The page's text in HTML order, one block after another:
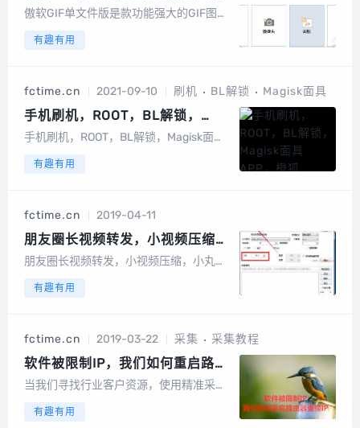
GIF图像制作软件-测评介绍
傲软GIF单文件版是款功能强大的GIF图像
F，截取视频和编辑视频，做出用户想要
减，去重复，模糊，添加水印等傲软...
有趣有用
fctime.cn 2021-09-10 刷机 BL解锁 Magisk面具
手机刷机，ROOT，BL解锁，
Magisk面具APP，橙狐
些都是什么？
手机刷机，ROOT，BL解锁，Magisk面具
这些都是什么？今天小白也来普及下手机
懵逼！我想每个人都...
有趣有用
fctime.cn 2019-04-11
朋友圈长视频转发，小视频压缩，
小丸工具箱视频压缩教程
朋友圈长视频转发，小视频压缩，小丸工
秒的长视频？我们的微信朋友圈只能发送1
达到几分钟。但是无论怎么样操作，长视
频压...
有趣有用
fctime.cn 2019-03-22 采集 采集教程
软件被限制IP，我们如何重启路由
器更换IP
当我们寻找行业客户资源，使用精准采集
集资源网站限制了IP，我们如何重启路由
有趣有用